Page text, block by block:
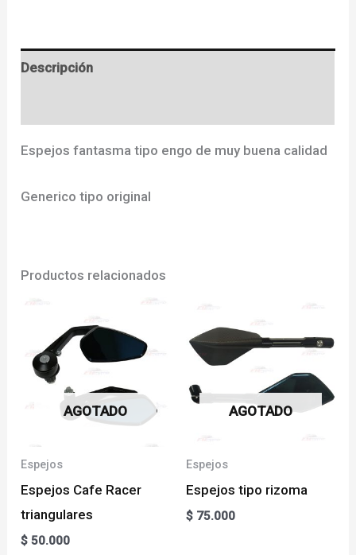
Descripción
Espejos fantasma tipo engo de muy buena calidad
Generico tipo original
Productos relacionados
AGOTADO
Espejos
Espejos Cafe Racer
triangulares
$ 50.000
AGOTADO
Espejos
Espejos tipo rizoma
$ 75.000